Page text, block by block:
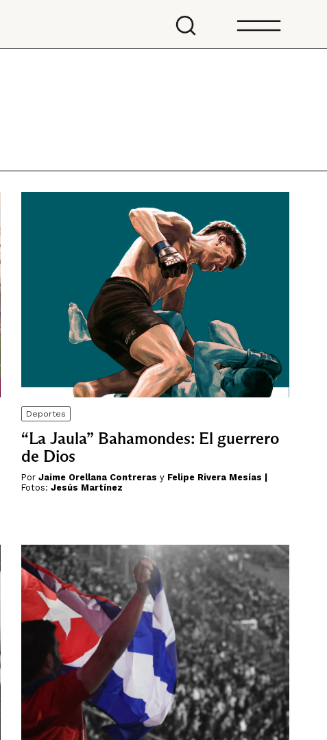
Deportes
“La Jaula” Bahamondes: El guerrero
de Dios
Por Jaime Orellana Contreras y Felipe Rivera Mesías |
Fotos: Jesús Martínez